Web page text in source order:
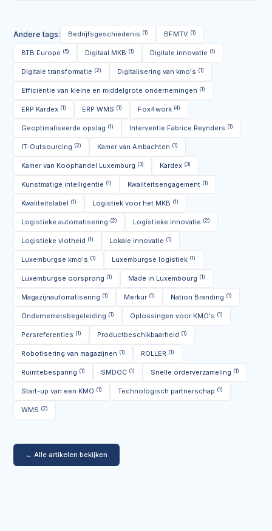
Andere tags: Bedrijfsgeschiedenis (1) BFMTV (1)
BTB Europe (5) Digitaal MKB (1) Digitale innovatie (1)
Digitale transformatie (2) Digitalisering van kmo's (1)
Efficiëntie van kleine en middelgrote ondernemingen (1)
ERP Kardex (1) ERP WMS (1) Fox4work (4)
Geoptimaliseerde opslag (1) Interventie Fabrice Reynders (1)
IT-Outsourcing (2) Kamer van Ambachten (1)
Kamer van Koophandel Luxemburg (3) Kardex (3)
Kunstmatige intelligentie (1) Kwaliteitsengagement (1)
Kwaliteitslabel (1) Logistiek voor het MKB (1)
Logistieke automatisering (2) Logistieke innovatie (2)
Logistieke vlotheid (1) Lokale innovatie (1)
Luxemburgse kmo's (1) Luxemburgse logistiek (1)
Luxemburgse oorsprong (1) Made in Luxembourg (1)
Magazijnautomatisering (1) Merkur (1) Nation Branding (1)
Ondernemersbegeleiding (1) Oplossingen voor KMO's (1)
Persreferenties (1) Productbeschikbaarheid (1)
Robotisering van magazijnen (1) ROLLER (1)
Ruimtebesparing (1) SMDOC (1) Snelle orderverzameling (1)
Start-up van een KMO (1) Technologisch partnerschap (1)
WMS (2)
← Alle artikelen bekijken